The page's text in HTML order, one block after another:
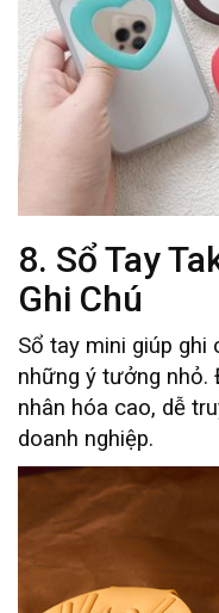
8. Sổ Tay
Ghi Chú
Sổ tay mini giúp ghi
những ý tưởng nhỏ.
nhân hóa cao, dễ
doanh nghiệp.